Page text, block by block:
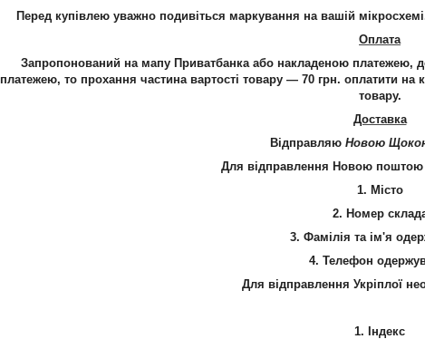
Перед купівлею уважно подивіться маркування на вашій
Оплата
Запропонований на мапу Приватбанка або накладеною платежею,
платежею, то прохання частина вартості товару — 70 грн. оплатити на
товару.
Доставка
Відправляю Новою
Для відправлення Новою поштою
1. Місто
2. Номер
3. Фамілія та ім'я
4. Телефон
Для відправлення Укріплої
1. Індекс